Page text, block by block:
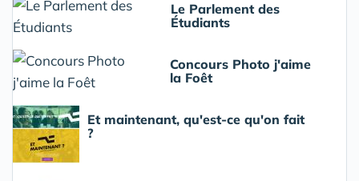
Le Parlement des
Étudiants
Concours Photo j'aime
la Foêt
Et maintenant, qu'est-ce qu'on fait
?